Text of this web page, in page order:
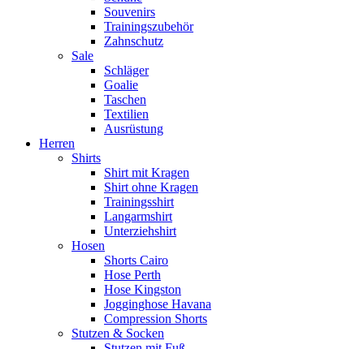
Souvenirs
Trainingszubehör
Zahnschutz
Sale
Schläger
Goalie
Taschen
Textilien
Ausrüstung
Herren
Shirts
Shirt mit Kragen
Shirt ohne Kragen
Trainingsshirt
Langarmshirt
Unterziehshirt
Hosen
Shorts Cairo
Hose Perth
Hose Kingston
Jogginghose Havana
Compression Shorts
Stutzen & Socken